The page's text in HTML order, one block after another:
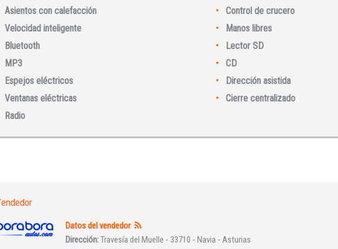
Asientos con calefacción
Control de crucero
Velocidad inteligente
Manos libres
Bluetooth
Lector SD
MP3
CD
Espejos eléctricos
Dirección asistida
Ventanas eléctricas
Cierre centralizado
Radio
Datos del vendedor
Dirección:Travesía del Muelle - 33710 - Navia - Asturias